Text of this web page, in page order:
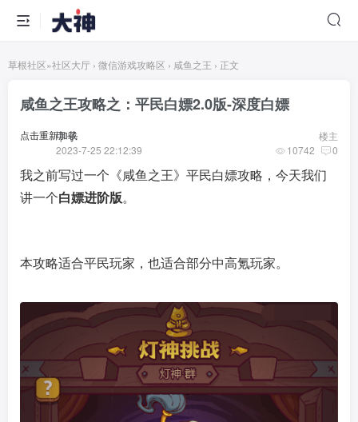
草根社区»社区大厅 › 微信游戏攻略区 › 咸鱼之王 › 正文
咸鱼之王攻略之：平民白嫖2.0版-深度白嫖
点击重新加载 楼主
甲子
10742 0
2023-7-25 22:12:39
我之前写过一个《咸鱼之王》平民白嫖攻略，今天我们
讲一个白嫖进阶版。
本攻略适合平民玩家，也适合部分中高氪玩家。